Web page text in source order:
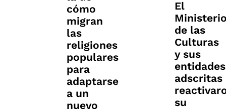
cómo
migran
las
religiones
populares
para
adaptarse
a un
nuevo
El
de las
Culturas
y sus
entidades
adscritas
su